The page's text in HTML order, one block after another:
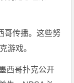
哥传播。这些努
游戏。
西哥扑克公开